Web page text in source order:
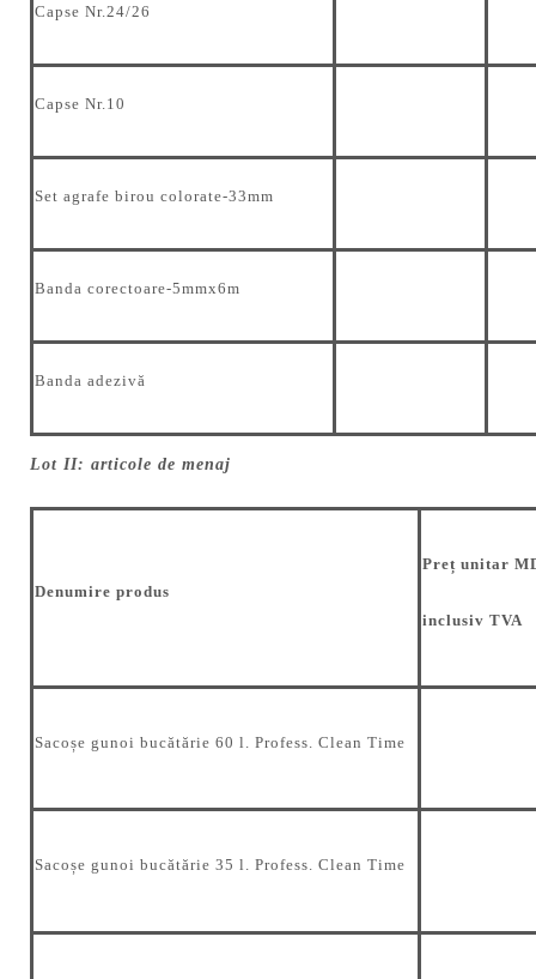
Capse Nr.24/26
Capse Nr.10
Set agrafe birou colorate-33mm
Banda corectoare-5mmx6m
Banda adezivă
Lot II: articole de menaj
Denumire produs
Preț unitar
inclusiv TVA
Sacoșe gunoi bucătărie 60 l. Profess. Clean Time
Sacoșe gunoi bucătărie 35 l. Profess. Clean Time